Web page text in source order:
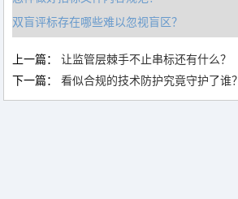
双盲评标存在哪些难以忽视盲区？
上一篇：让监管层棘手不止串标还有什么？
下一篇：看似合规的技术防护究竟守护了谁？